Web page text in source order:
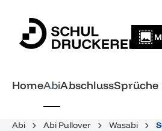
HomeAbiAbschluss
Abi Abi Pullover Wasabi